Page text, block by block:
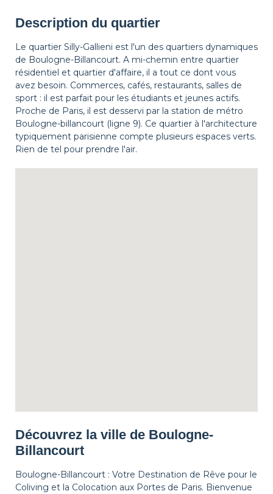
Description du quartier
Le quartier Silly-Gallieni est l'un des quartiers dynamiques
de Boulogne-Billancourt. A mi-chemin entre quartier
résidentiel et quartier d'affaire, il a tout ce dont vous
avez besoin. Commerces, cafés, restaurants, salles de
sport : il est parfait pour les étudiants et jeunes actifs.
Proche de Paris, il est desservi par la station de métro
Boulogne-billancourt (ligne 9). Ce quartier à l'architecture
typiquement parisienne compte plusieurs espaces verts.
Rien de tel pour prendre l'air.
Découvrez la ville de Boulogne-
Billancourt
Boulogne-Billancourt : Votre Destination de Rêve pour le
Coliving et la Colocation aux Portes de Paris. Bienvenue